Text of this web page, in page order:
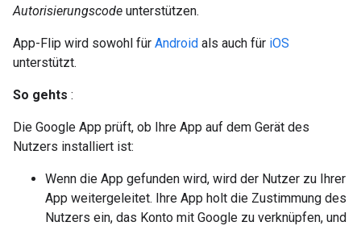
Autorisierungscode unterstützen.
App-Flip wird sowohl für Android als auch für iOS
unterstützt.
So gehts :
Die Google App prüft, ob Ihre App auf dem Gerät des
Nutzers installiert ist:
Wenn die App gefunden wird, wird der Nutzer zu Ihrer
App weitergeleitet. Ihre App holt die Zustimmung des
Nutzers ein, das Konto mit Google zu verknüpfen, und